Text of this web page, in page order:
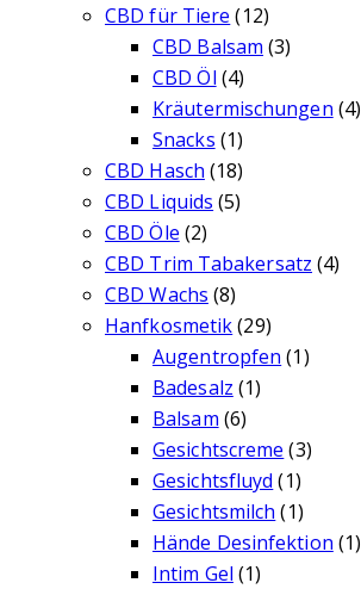
CBD für Tiere (12)
CBD Balsam (3)
CBD Öl (4)
Kräutermischungen (4)
Snacks (1)
CBD Hasch (18)
CBD Liquids (5)
CBD Öle (2)
CBD Trim Tabakersatz (4)
CBD Wachs (8)
Hanfkosmetik(29)
Augentropfen (1)
Badesalz (1)
Balsam (6)
Gesichtscreme (3)
Gesichtsfluyd (1)
Gesichtsmilch (1)
Hände Desinfektion (1)
Intim Gel (1)